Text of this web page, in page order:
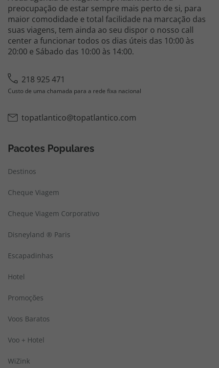
preocupação de estar sempre mais perto de si, para
maior comodidade e total facilidade na marcação das
suas viagens, tem ainda ao seu dispor o nosso call
center a funcionar todos os dias úteis das 10:00 às
20:00 e Sábado das 10:00 às 14:00.
218 925 471
Custo de uma chamada para a rede fixa nacional
topatlantico@topatlantico.com
Pacotes Populares
Destinos
Cheque Viagem
Cheque Viagem Corporativo
Disneyland ® Paris
Escapadinhas
Hotel
Promoções
Voos Baratos
Voo + Hotel
WiZink